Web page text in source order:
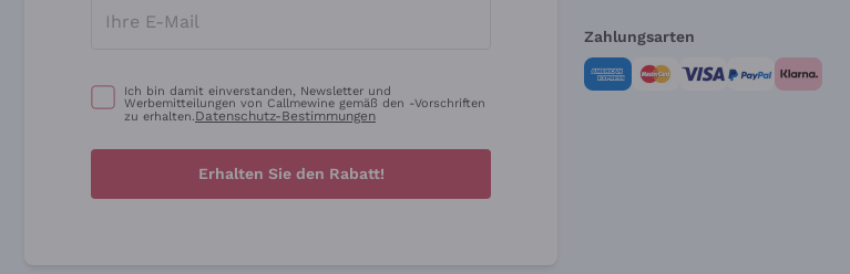
Ich bin damit einverstanden, Newsletter und
Werbemitteilungen von Callmewine gemäß den -Vorschriften
zu erhalten.Datenschutz-Bestimmungen
Erhalten Sie den Rabatt!
Zahlungsarten